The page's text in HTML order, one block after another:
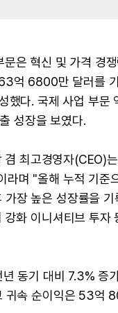
은 혁신 및 가격 경
억 6800만 달러를
다. 국제 사업 부문
성장을 보였다.
최고경영자(CEO)
며 "올해 누적 기준
장 높은 성장률을
화 이니셔티브 투자
동기 대비 7.3%
속 순이익은 53억